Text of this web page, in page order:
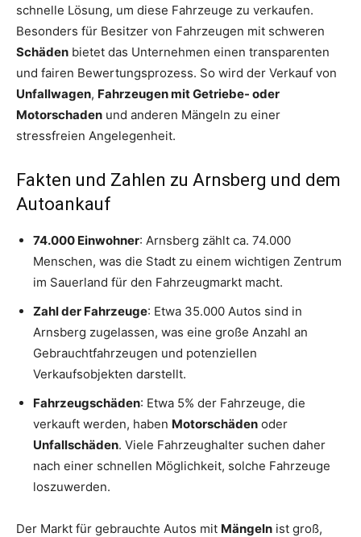
schnelle Lösung, um diese Fahrzeuge zu verkaufen.
Besonders für Besitzer von Fahrzeugen mit schweren
Schäden bietet das Unternehmen einen transparenten
und fairen Bewertungsprozess. So wird der Verkauf von
Unfallwagen, Fahrzeugen mit Getriebe- oder
Motorschaden und anderen Mängeln zu einer
stressfreien Angelegenheit.
Fakten und Zahlen zu Arnsberg und dem
Autoankauf
74.000 Einwohner: Arnsberg zählt ca. 74.000
Menschen, was die Stadt zu einem wichtigen Zentrum
im Sauerland für den Fahrzeugmarkt macht.
Zahl der Fahrzeuge: Etwa 35.000 Autos sind in
Arnsberg zugelassen, was eine große Anzahl an
Gebrauchtfahrzeugen und potenziellen
Verkaufsobjekten darstellt.
Fahrzeugschäden: Etwa 5% der Fahrzeuge, die
verkauft werden, haben Motorschäden oder
Unfallschäden. Viele Fahrzeughalter suchen daher
nach einer schnellen Möglichkeit, solche Fahrzeuge
loszuwerden.
Der Markt für gebrauchte Autos mit Mängeln ist groß,